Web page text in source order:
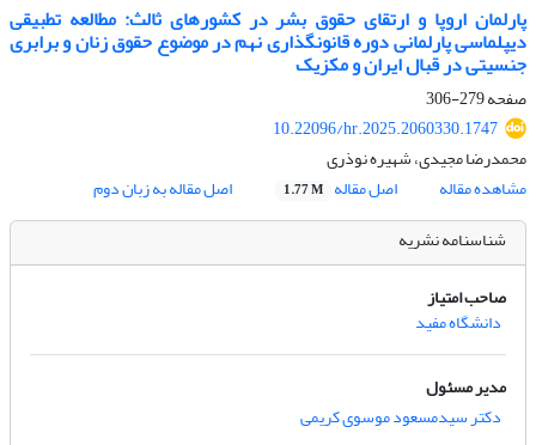
پارلمان اروپا و ارتقای حقوق بشر در کشورهای ثالث: مطالعه تطبیقی
دیپلماسی پارلمانی دوره قانونگذاری نهم در موضوع حقوق زنان و برابری
جنسیتی در قبال ایران و مکزیک
صفحه279-306
10.22096/hr.2025.2060330.1747
محمدرضا مجیدی، شهیره نوذری
مشاهده مقاله
اصل مقاله 1.77 M
اصل مقاله به زبان دوم
شناسنامه نشریه
صاحب امتیاز
دانشگاه مفید
مدیر مسئول
دکتر سیدمسعود موسوی کریمی